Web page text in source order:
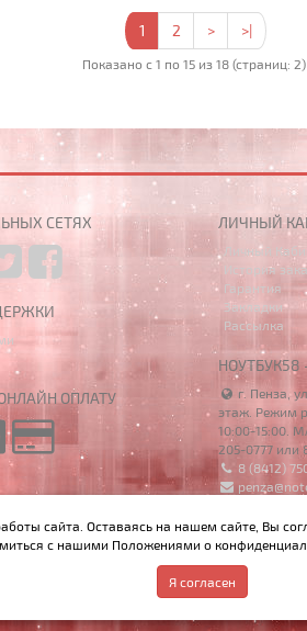
1 2 > >|
Показано с 1 по 15 из 18 (страниц: 2)
СЕТЯХ
ОПЛАТУ
ЛИЧНЫЙ
Личный
История
Гарантия
Закладки
Рассылка
НОУТБУК58
г. Пенза,
этаж. Режим
10:00-15:00.
205-0777 или
8 (8412)
и цены на сайте не являются
сайта. Оставаясь на нашем сайте, Вы
с нашими Положениями о
Я согласен